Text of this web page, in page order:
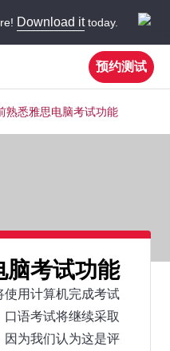
Download ittoday.
预约测试
熟悉雅思电脑考试功能
脑考试功能
使用计算机完成考试
语考试将继续采取
因为我们认为这是评